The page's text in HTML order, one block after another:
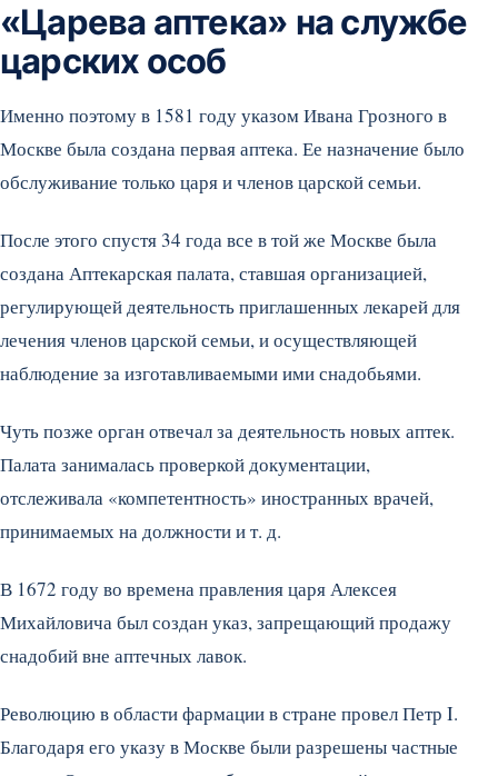
«Царева аптека» на службе
царских особ
Именно поэтому в 1581 году указом Ивана Грозного в
Москве была создана первая аптека. Ее назначение было
обслуживание только царя и членов царской семьи.
После этого спустя 34 года все в той же Москве была
создана Аптекарская палата, ставшая организацией,
регулирующей деятельность приглашенных лекарей для
лечения членов царской семьи, и осуществляющей
наблюдение за изготавливаемыми ими снадобьями.
Чуть позже орган отвечал за деятельность новых аптек.
Палата занималась проверкой документации,
отслеживала «компетентность» иностранных врачей,
принимаемых на должности и т. д.
В 1672 году во времена правления царя Алексея
Михайловича был создан указ, запрещающий продажу
снадобий вне аптечных лавок.
Революцию в области фармации в стране провел Петр I.
Благодаря его указу в Москве были разрешены частные